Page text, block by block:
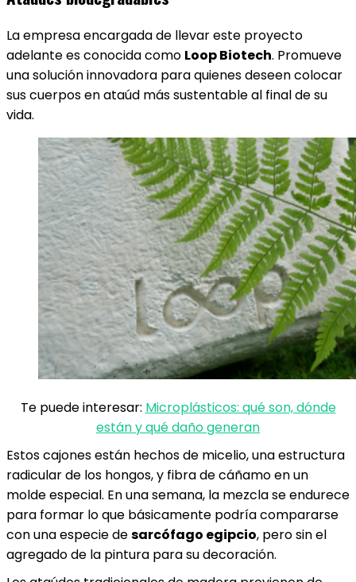
La empresa encargada de llevar este proyecto
adelante es conocida como Loop Biotech. Promueve
una solución innovadora para quienes deseen colocar
sus cuerpos en ataúd más sustentable al final de su
vida.
Te puede interesar: Microplásticos: qué son, dónde
están y qué daño generan
Estos cajones están hechos de micelio, una estructura
radicular de los hongos, y fibra de cáñamo en un
molde especial. En una semana, la mezcla se endurece
para formar lo que básicamente podría compararse
con una especie desarcófago egipcio, pero sin el
agregado de la pintura para su decoración.